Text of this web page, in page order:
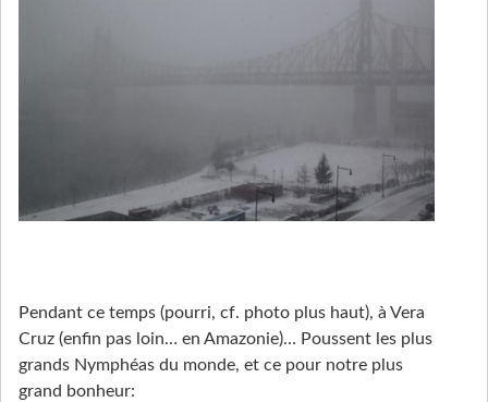
Pendant ce temps (pourri, cf. photo plus haut), à Vera
Cruz (enfin pas loin… en Amazonie)… Poussent les plus
grands Nymphéas du monde, et ce pour notre plus
grand bonheur: